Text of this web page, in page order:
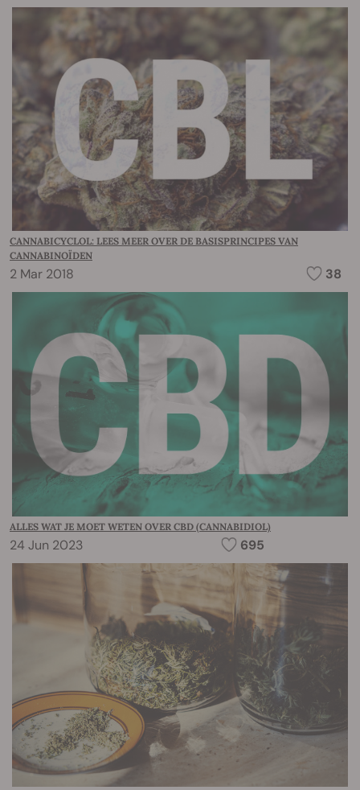
CANNABICYCLOL: LEES MEER OVER DE BASISPRINCIPES VAN
CANNABINOÏDEN
2 Mar 2018 38
ALLES WAT JE MOET WETEN OVER CBD (CANNABIDIOL)
24 Jun 2023 695